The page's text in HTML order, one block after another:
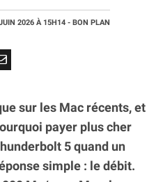
2026 À 15H14 - BON PLAN
sur les Mac récents, et
payer plus cher
5 quand un
simple : le débit.